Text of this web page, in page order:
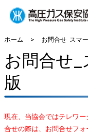
ホーム > お問合せ_スマ
お問合せ
版
現在、当協会ではテレワ
合せの際は、お問合せフ